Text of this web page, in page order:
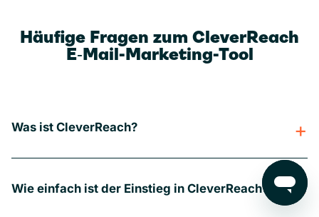
Häufige Fragen zum CleverReach
E‑Mail-Marketing-Tool
Was ist CleverReach?
Wie einfach ist der Einstieg in CleverReach?